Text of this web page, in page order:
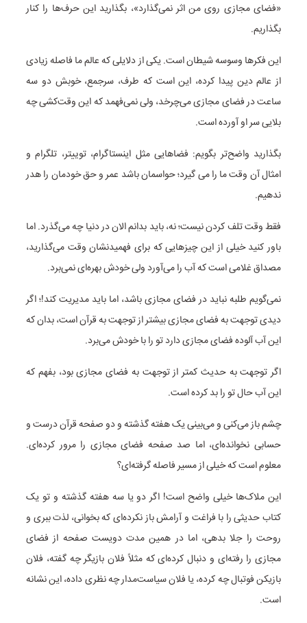
«فضای مجازی روی من اثر نمی‌گذارد»، بگذارید این حرف‌ها را کنار
بگذاریم.
این فکرها وسوسه شیطان است. یکی از دلایلی که عالم ما فاصله زیادی
از عالم دین پیدا کرده، این است که طرف، سرجمع، خوبش دو سه
ساعت در فضای مجازی می‌چرخد، ولی نمی‌فهمد که این وقت‌کشی چه
بلایی سر او آورده است.
بگذارید واضح‌تر بگویم: فضاهایی مثل اینستاگرام، توییتر، تلگرام و
امثال آن وقت ما را می گیرد؛ حواسمان باشد عمر و حق خودمان را هدر
ندهیم.
فقط وقت تلف کردن نیست؛ نه، باید بدانم الان در دنیا چه می‌گذرد. اما
باور کنید خیلی از این چیزهایی که برای فهمیدنشان وقت می‌گذارید،
مصداق غلامی است که آب را می‌آورد ولی خودش بهره‌ای نمی‌برد.
نمی‌گویم طلبه نباید در فضای مجازی باشد، اما باید مدیریت کند!؛ اگر
دیدی توجهت به فضای مجازی بیشتر از توجهت به قرآن است، بدان که
این آب آلوده فضای مجازی دارد تو را با خودش می‌برد.
اگر توجهت به حدیث کمتر از توجهت به فضای مجازی بود، بفهم که
این آب حال تو را بد کرده است.
چشم باز می‌کنی و می‌بینی یک هفته گذشته و دو صفحه قرآن درست و
حسابی نخوانده‌ای، اما صد صفحه فضای مجازی را مرور کرده‌ای.
معلوم است که خیلی از مسیر فاصله گرفته‌ای؟
این ملاک‌ها خیلی واضح است! اگر دو یا سه هفته گذشته و تو یک
کتاب حدیثی را با فراغت و آرامش باز نکرده‌ای که بخوانی، لذت ببری و
روحت را جلا بدهی، اما در همین مدت دویست صفحه از فضای
مجازی را رفته‌ای و دنبال کرده‌ای که مثلاً فلان بازیگر چه گفته، فلان
بازیکن فوتبال چه کرده، یا فلان سیاست‌مدار چه نظری داده، این نشانه
است.